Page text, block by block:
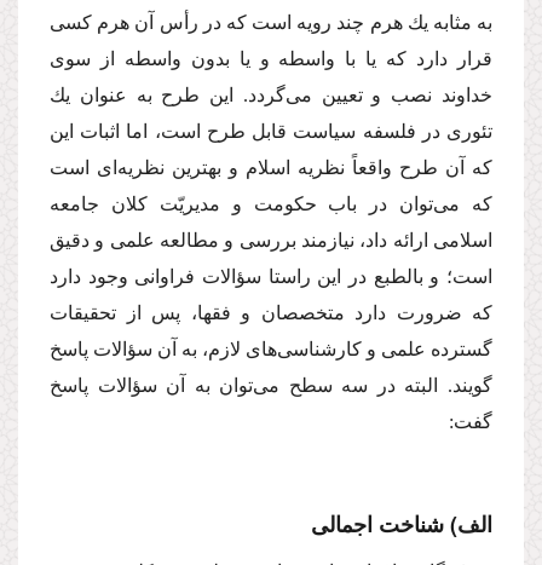
به مثابه یك هرم چند رویه است كه در رأس آن هرم كسى
قرار دارد كه یا با واسطه و یا بدون واسطه از سوى
خداوند نصب و تعیین مى‌گردد. این طرح به عنوان یك
تئورى در فلسفه سیاست قابل طرح است، اما اثبات این
كه آن طرح واقعاً نظریه اسلام و بهترین نظریه‌اى است
كه مى‌توان در باب حكومت و مدیریّت كلان جامعه
اسلامى ارائه داد، نیازمند بررسى و مطالعه علمى و دقیق
است؛ و بالطبع در این راستا سؤالات فراوانى وجود دارد
كه ضرورت دارد متخصصان و فقها، پس از تحقیقات
گسترده علمى و كارشناسى‌هاى لازم، به آن سؤالات پاسخ
گویند. البته در سه سطح مى‌توان به آن سؤالات پاسخ
گفت:
الف) شناخت اجمالى